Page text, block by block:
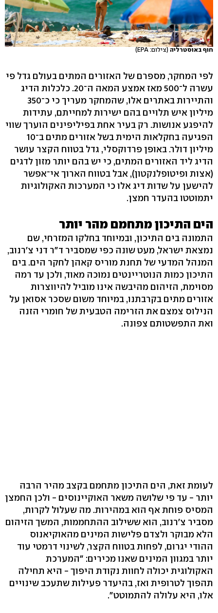
חוף באוסטרליה (צילום: EPA)
לפי המחקר, מספרם של האזורים המתים בעולם גדל פי
עשרה ל־500 מאז אמצע המאה ה־20. כלכלות הדיג
והתיירות באתרים אלו, שהמחקר מעריך כי כ־350
מיליון איש תלויים בהם ישירות למחייתם, עתידות
להיפגע אנושות. רק בעיר אחת בפיליפינים הוערך שווי
הפגיעה בחקלאות הימית בשל אזורים מתים ב־10
מיליון דולר. באופן פרדוקסלי, גדל בטווח הקצר עושר
הדיג ליד האזורים המתים, כי יש בהם יותר מזון לדגים
(אצות ופיטופלנקטון), אבל בטווח הארוך אי־אפשר
להישען על שדות דיג אלו כי המערכות האקולוגיות
יתמוטטו בהעדר חמצן.
הים התיכון מתחמם מהר יותר
התמונה בים התיכון, ובמיוחד בחלקו המזרחי, שם
נמצאת ישראל, מעט שונה כפי שמסביר ד"ר דני צ'רנוב,
המנהל המדעי של תחנת מוריס קאהן לחקר הים. בים
התיכון כמות הנוטריינטים נמוכה מאוד, ולכן עד רמה
מסוימת, הזיהום מהיבשה אינו מוביל להיווצרות
אזורים מתים בקרבתנו, במיוחד משום שסכר אסואן על
הנילוס צמצם את הזרימה הטבעית של חומרי הזנה
ואת התפשטותם צפונה.
לעומת זאת, הים התיכון מתחמם בקצב מהיר הרבה
יותר - עד פי שלושה משאר האוקיינוסים - ולכן החמצן
המסיס פוחת אף הוא במהירות. מה שעלול לקרות,
מסביר צ'רנוב, הוא ששילוב ההתחממות, המשך הזיהום
הלא מבוקר ולצדם פלישות המינים מהאוקיאנוס
ההודי יגרום, לפחות בטווח הקצר, לשינוי דרמטי עוד
יותר במגוון המינים שאנו מכירים: "המערכת
האקולוגית יכולה לחוות נקודת היפוך - היא תחילה
תהפוך לטרופית ואז, בהיעדר פעילות שתעכב שינויים
אלו, היא עלולה להתמוטט".